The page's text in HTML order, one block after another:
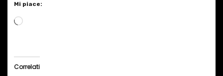
Mi piace:
C
Correlati